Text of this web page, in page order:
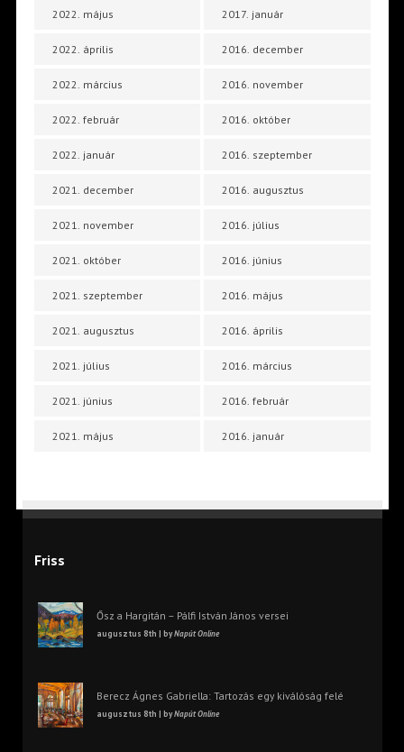
2022. május
2022. április
2022. március
2022. február
2022. január
2021. december
2021. november
2021. október
2021. szeptember
2021. augusztus
2021. július
2021. június
2021. május
2017. január
2016. december
2016. november
2016. október
2016. szeptember
2016. augusztus
2016. július
2016. június
2016. május
2016. április
2016. március
2016. február
2016. január
Friss
Ősz a Hargitán – Pálfi István János versei
augusztus 8th | byNapút Online
Berecz Ágnes Gabriella: Tartozás egy kiválóság felé
augusztus 8th | byNapút Online